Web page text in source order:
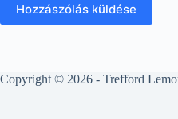
Hozzászólás küldése
Copyright © 2026 - Trefford